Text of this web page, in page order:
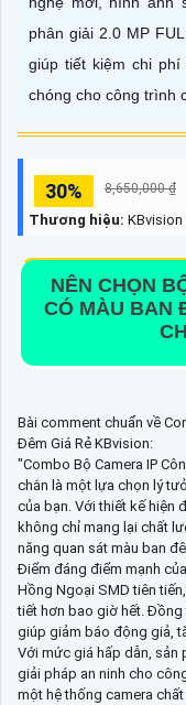
phân giải 2.0 MP
giúp tiết kiệm chi
chóng cho công trình
30% 8,650,000 ₫
Thương hiệu: KBvision
NÊN CHỌN
CÓ MÀU BAN
Bài comment chuẩn về
Đêm Giá Rẻ KBvision:
"Combo Bộ Camera IP
chắn là một lựa chọn lý
của bạn. Với thiết kế hiện
không chỉ mang lại chất
năng quan sát màu ban
Điểm đáng điểm mạnh
Hồng Ngoại SMD tiên
tiết hơn bao giờ hết.
giúp giảm báo động giả,
Với mức giá hấp dẫn, sản
giải pháp an ninh cho
một hệ thống camera